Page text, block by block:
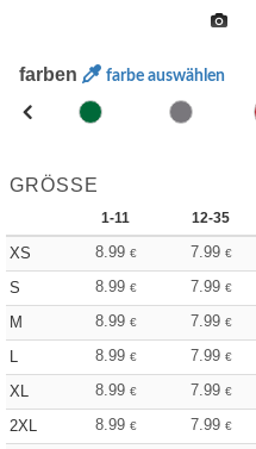
farben farbe auswählen
GRÖSSE
1-11 12-35
XS 8.99 € 7.99 €
S
8.99 € 7.99 €
M
8.99 € 7.99 €
L
8.99 € 7.99 €
XL
8.99 € 7.99 €
2XL
8.99 € 7.99 €